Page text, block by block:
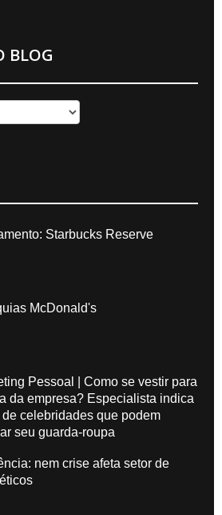
BLOG
Starbucks Reserve
McDonald's
Pessoal | Como se vestir para
da empresa? Especialista indica
de celebridades que podem
seu guarda-roupa
nem crise afeta setor de